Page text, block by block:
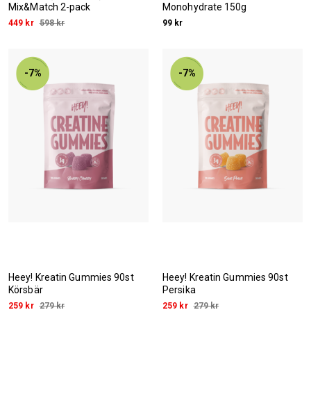
Mix&Match 2-pack
449 kr 598 kr
Monohydrate 150g
99 kr
-7%
Heey! Kreatin Gummies 90st
Körsbär
259 kr 279 kr
-7%
Heey! Kreatin Gummies 90st
Persika
259 kr 279 kr